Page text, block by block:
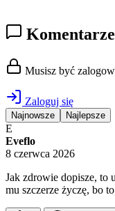
Komentarze
Musisz być
Zaloguj się
Najnowsze Najlepsze
E
Eveflo
8 czerwca 2026
Jak zdrowie dopisze, to
mu szczerze życzę, bo